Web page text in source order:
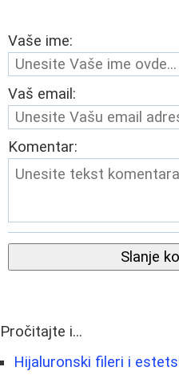
Vaše ime:
Vaš email:
Komentar:
Slanje
Pročitajte i...
Hijaluronski fileri i